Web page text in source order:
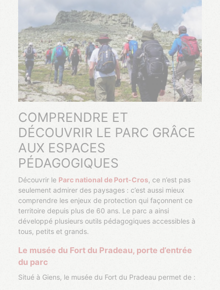
COMPRENDRE ET
DÉCOUVRIR LE PARC GRÂCE
AUX ESPACES
PÉDAGOGIQUES
Découvrir le Parc national de Port-Cros, ce n’est pas
seulement admirer des paysages : c’est aussi mieux
comprendre les enjeux de protection qui façonnent ce
territoire depuis plus de 60 ans. Le parc a ainsi
développé plusieurs outils pédagogiques accessibles à
tous, petits et grands.
Le musée du Fort du Pradeau, porte d’entrée
du parc
Situé à Giens, le musée du Fort du Pradeau permet de :